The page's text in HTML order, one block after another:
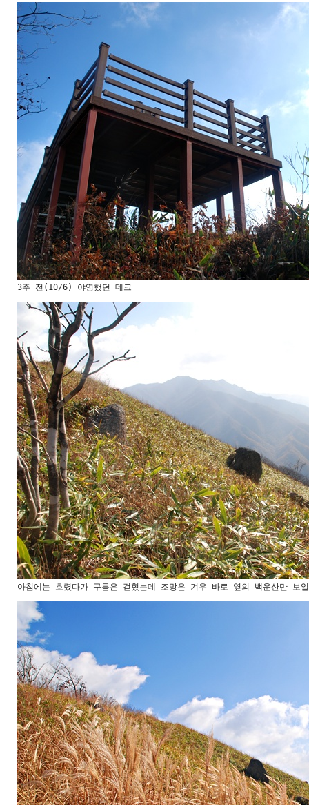
3주 전(10/6) 야영했던 데크
아침에는 흐렸다가 구름은 걷혔는데 조망은 겨우 바로 옆의 백운산만 보